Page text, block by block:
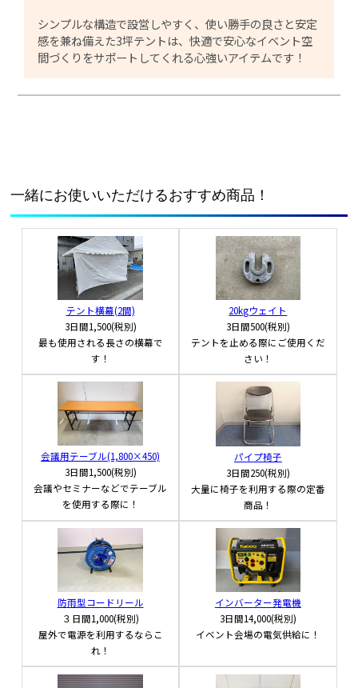
シンプルな構造で設営しやすく、使い勝手の良さと安定
感を兼ね備えた3坪テントは、快適で安心なイベント空
間づくりをサポートしてくれる心強いアイテムです！
一緒にお使いいただけるおすすめ商品！
テント横幕(2間)
3日間1,500(税別)
最も使用される長さの横幕で
す！
20kgウェイト
3日間500(税別)
テントを止める際にご使用くだ
さい！
会議用テーブル(1,800×450)
3日間1,500(税別)
会議やセミナーなどでテーブル
を使用する際に！
パイプ椅子
3日間250(税別)
大量に椅子を利用する際の定番
商品！
防雨型コードリール
３日間1,000(税別)
屋外で電源を利用するならこ
れ！
インバーター発電機
3日間14,000(税別)
イベント会場の電気供給に！